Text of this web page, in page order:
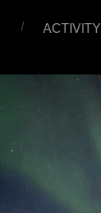
ACTIVITY